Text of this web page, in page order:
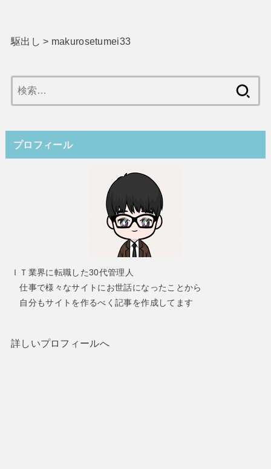
駆出し > makurosetumei33
索:
プロフィール
ＩＴ業界に転職した30代管理人
仕事で様々なサイトにお世話になったことから
自分もサイトを作るべく記事を作成してます
詳しいプロフィールへ